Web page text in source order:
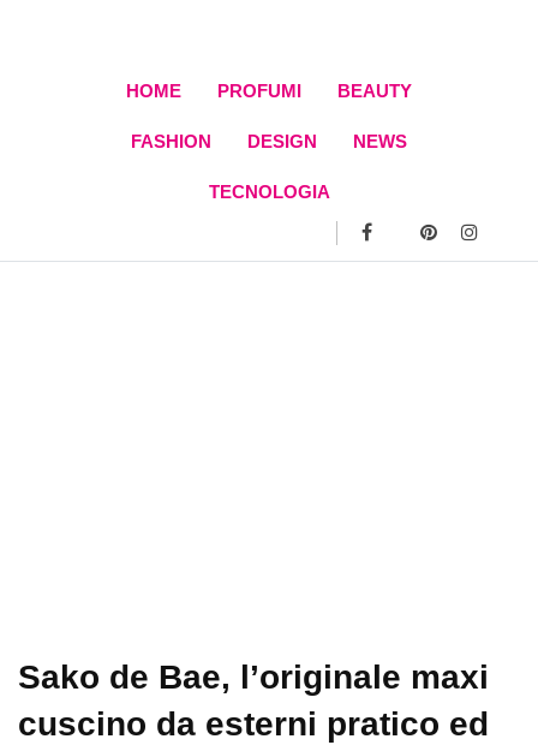
HOME PROFUMI BEAUTY
FASHION DESIGN NEWS
TECNOLOGIA
Sako de Bae, l’originale maxi
cuscino da esterni pratico ed